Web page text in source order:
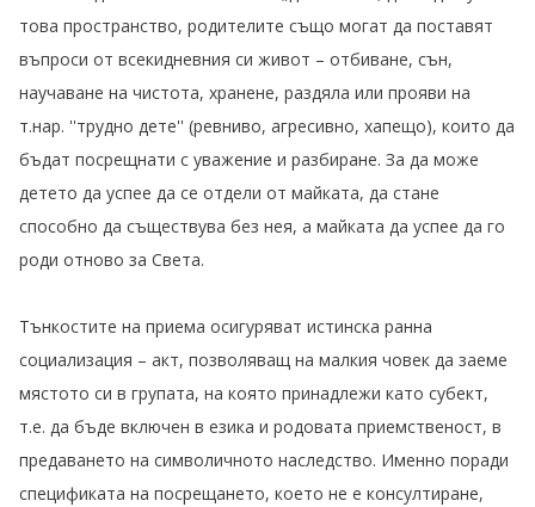
това пространство, родителите също могат да поставят
въпроси от всекидневния си живот – отбиване, сън,
научаване на чистота, хранене, раздяла или прояви на
т.нар. ''трудно дете'' (ревниво, агресивно, хапещо), които да
бъдат посрещнати с уважение и разбиране. За да може
детето да успее да се отдели от майката, да стане
способно да съществува без нея, а майката да успее да го
роди отново за Света.
Тънкостите на приема осигуряват истинска ранна
социализация – акт, позволяващ на малкия човек да заеме
мястото си в групата, на която принадлежи като субект,
т.е. да бъде включен в езика и родовата приемственост, в
предаването на символичното наследство. Именно поради
спецификата на посрещането, което не е консултиране,